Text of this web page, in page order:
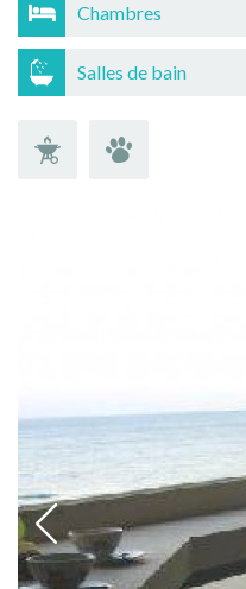
Chambres
Salles de bain